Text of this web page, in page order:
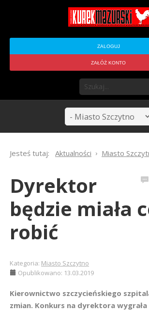
ZALOGUJ
ZAŁÓŻ KONTO
Jesteś tutaj: Aktualności Miasto
Dyrektor
będzie miała
robić
Kategoria: Miasto Szczytno
Opublikowano: 13.03.2019
Kierownictwo szczycieńskiego
zmian. Konkurs na dyrektora